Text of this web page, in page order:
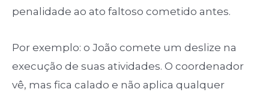
penalidade ao ato faltoso cometido antes.
Por exemplo: o João comete um deslize na
execução de suas atividades. O coordenador
vê, mas fica calado e não aplica qualquer